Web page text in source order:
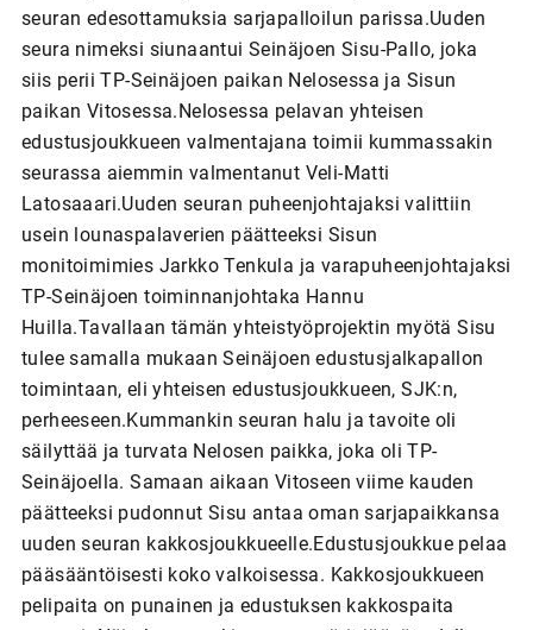
seuran edesottamuksia sarjapalloilun parissa.Uuden
seura nimeksi siunaantui Seinäjoen Sisu-Pallo, joka
siis perii TP-Seinäjoen paikan Nelosessa ja Sisun
paikan Vitosessa.Nelosessa pelavan yhteisen
edustusjoukkueen valmentajana toimii kummassakin
seurassa aiemmin valmentanut Veli-Matti
Latosaaari.Uuden seuran puheenjohtajaksi valittiin
usein lounaspalaverien päätteeksi Sisun
monitoimimies Jarkko Tenkula ja varapuheenjohtajaksi
TP-Seinäjoen toiminnanjohtaka Hannu
Huilla.Tavallaan tämän yhteistyöprojektin myötä Sisu
tulee samalla mukaan Seinäjoen edustusjalkapallon
toimintaan, eli yhteisen edustusjoukkueen, SJK:n,
perheeseen.Kummankin seuran halu ja tavoite oli
säilyttää ja turvata Nelosen paikka, joka oli TP-
Seinäjoella. Samaan aikaan Vitoseen viime kauden
päätteeksi pudonnut Sisu antaa oman sarjapaikkansa
uuden seuran kakkosjoukkueelle.Edustusjoukkue pelaa
pääsääntöisesti koko valkoisessa. Kakkosjoukkueen
pelipaita on punainen ja edustuksen kakkospaita